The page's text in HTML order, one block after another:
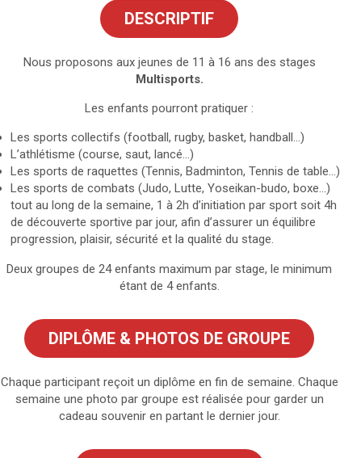
DESCRIPTIF
Nous proposons aux jeunes de 11 à 16 ans des stages
Multisports.
Les enfants pourront pratiquer :
Les sports collectifs (football, rugby, basket, handball…)
L’athlétisme (course, saut, lancé…)
Les sports de raquettes (Tennis, Badminton, Tennis de table…)
Les sports de combats (Judo, Lutte, Yoseikan-budo, boxe…)
tout au long de la semaine, 1 à 2h d’initiation par sport soit 4h
de découverte sportive par jour, afin d’assurer un équilibre
progression, plaisir, sécurité et la qualité du stage.
Deux groupes de 24 enfants maximum par stage, le minimum
étant de 4 enfants.
DIPLÔME & PHOTOS DE GROUPE
Chaque participant reçoit un diplôme en fin de semaine. Chaque
semaine une photo par groupe est réalisée pour garder un
cadeau souvenir en partant le dernier jour.